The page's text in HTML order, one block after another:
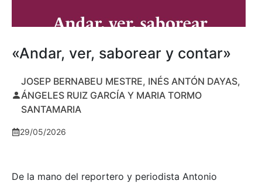
«Andar, ver, saborear y contar»
JOSEP BERNABEU MESTRE, INÉS ANTÓN DAYAS,
ÁNGELES RUIZ GARCÍA Y MARIA TORMO
SANTAMARIA
29/05/2026
De la mano del reportero y periodista Antonio